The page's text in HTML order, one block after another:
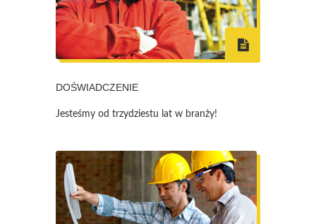
DOŚWIADCZENIE
Jesteśmy od trzydziestu lat w branży!